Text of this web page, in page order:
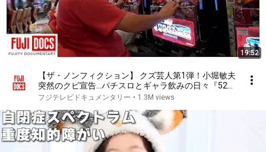
19:52
【ザ・ノンフィクション】 クズ芸人第1弾！小堀敏夫
突然のクビ宣告…パチスロとギャラ飲みの日々『52歳
でクビになりました。～クズ芸人の生きる道～
フジテレビドキュメンタリー • 1.3M views